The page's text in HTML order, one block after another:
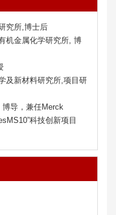
究所,博士后
机金属化学研究所, 博
及新材料研究所,项目研
导，兼任Merck
科技创新项目